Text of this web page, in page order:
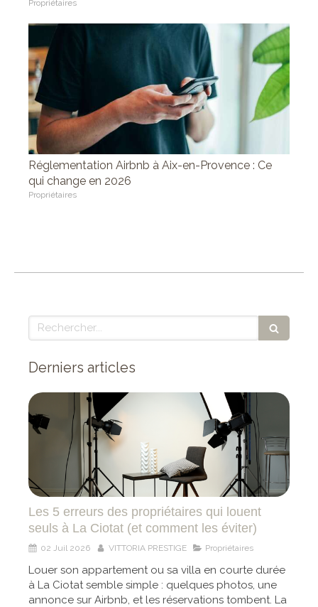
Propriétaires
Réglementation Airbnb à Aix-en-Provence : Ce
qui change en 2026
Propriétaires
Rechercher
Derniers articles
Les 5 erreurs des propriétaires qui louent
seuls à La Ciotat (et comment les éviter)
02 Juil 2026 VITTORIA PRESTIGE Propriétaires
Louer son appartement ou sa villa en courte durée
à La Ciotat semble simple : quelques photos, une
annonce sur Airbnb, et les réservations tombent. La